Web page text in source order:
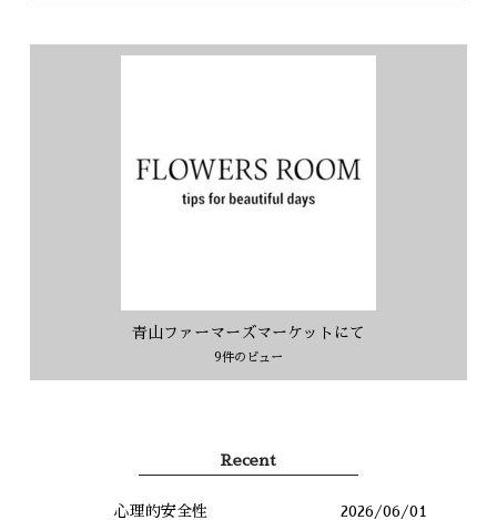
青山ファーマーズマーケットにて
9件のビュー
Recent
心理的安全性
2026/06/01